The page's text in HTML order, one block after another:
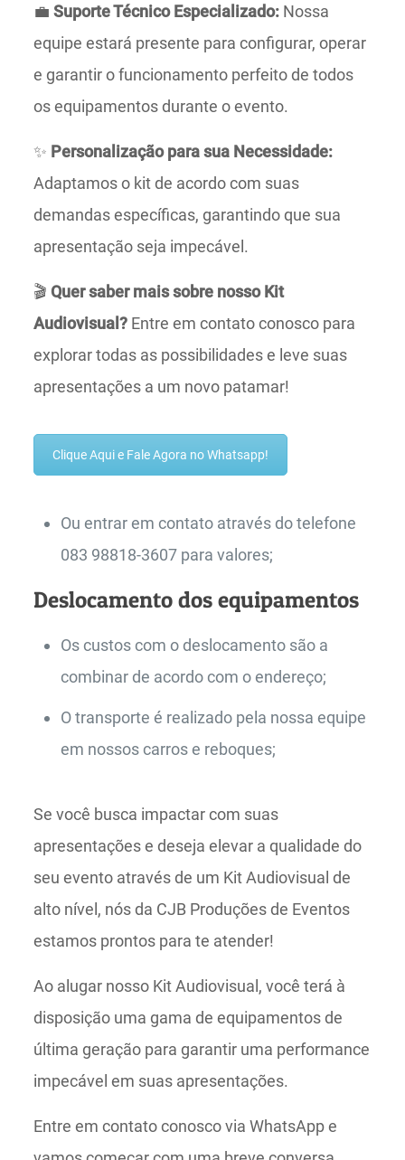
💼 Suporte Técnico Especializado:Nossa
equipe estará presente para configurar, operar
e garantir o funcionamento perfeito de todos
os equipamentos durante o evento.
✨ Personalização para sua Necessidade:
Adaptamos o kit de acordo com suas
demandas específicas, garantindo que sua
apresentação seja impecável.
🎬 Quer saber mais sobre nosso Kit
Audiovisual?Entre em contato conosco para
explorar todas as possibilidades e leve suas
apresentações a um novo patamar!
Clique Aqui e Fale Agora no Whatsapp!
Ou entrar em contato através do telefone
083 98818-3607 para valores;
Deslocamento dos equipamentos
Os custos com o deslocamento são a
combinar de acordo com o endereço;
O transporte é realizado pela nossa equipe
em nossos carros e reboques;
Se você busca impactar com suas
apresentações e deseja elevar a qualidade do
seu evento através de um Kit Audiovisual de
alto nível, nós da CJB Produções de Eventos
estamos prontos para te atender!
Ao alugar nosso Kit Audiovisual, você terá à
disposição uma gama de equipamentos de
última geração para garantir uma performance
impecável em suas apresentações.
Entre em contato conosco via WhatsApp e